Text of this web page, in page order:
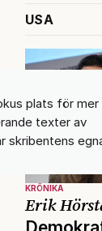
plats för mer
texter av
skribentens
USA
KRÖNIKA
Erik